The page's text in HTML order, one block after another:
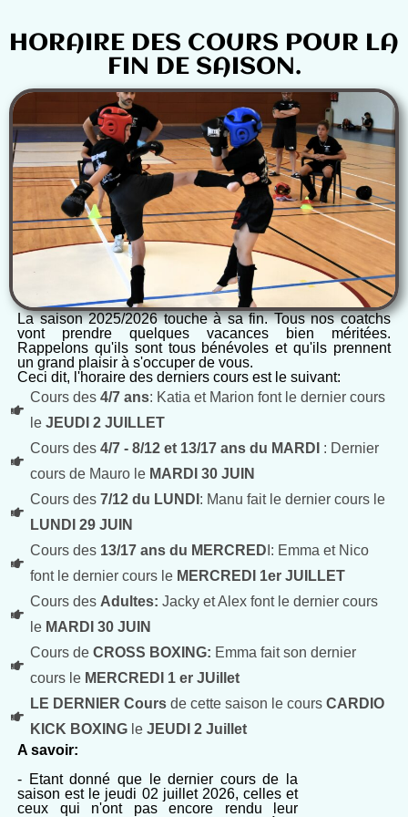
HORAIRE DES COURS POUR LA
FIN DE SAISON.
La saison 2025/2026 touche à sa fin. Tous nos coatchs
vont prendre quelques vacances bien méritées.
Rappelons qu'ils sont tous bénévoles et qu'ils prennent
un grand plaisir à s'occuper de vous.
Ceci dit, l'horaire des derniers cours est le suivant:
Cours des 4/7 ans: Katia et Marion font le dernier cours
le JEUDI 2 JUILLET
Cours des 4/7 - 8/12 et 13/17 ans du MARDI : Dernier
cours de Mauro le MARDI 30 JUIN
Cours des 7/12 du LUNDI : Manu fait le dernier cours le
LUNDI 29 JUIN
Cours des 13/17 ans du MERCRED I: Emma et Nico
font le dernier cours le MERCREDI 1er JUILLET
Cours des Adultes: Jacky et Alex font le dernier cours
le MARDI 30 JUIN
Cours de CROSS BOXING: Emma fait son dernier
cours le MERCREDI 1 er JUillet
LE DERNIER Cours de cette saison le cours CARDIO
KICK BOXING le JEUDI 2 Juillet
A savoir:
- Etant donné que le dernier cours de la
saison est le jeudi 02 juillet 2026, celles et
ceux qui n'ont pas encore rendu leur